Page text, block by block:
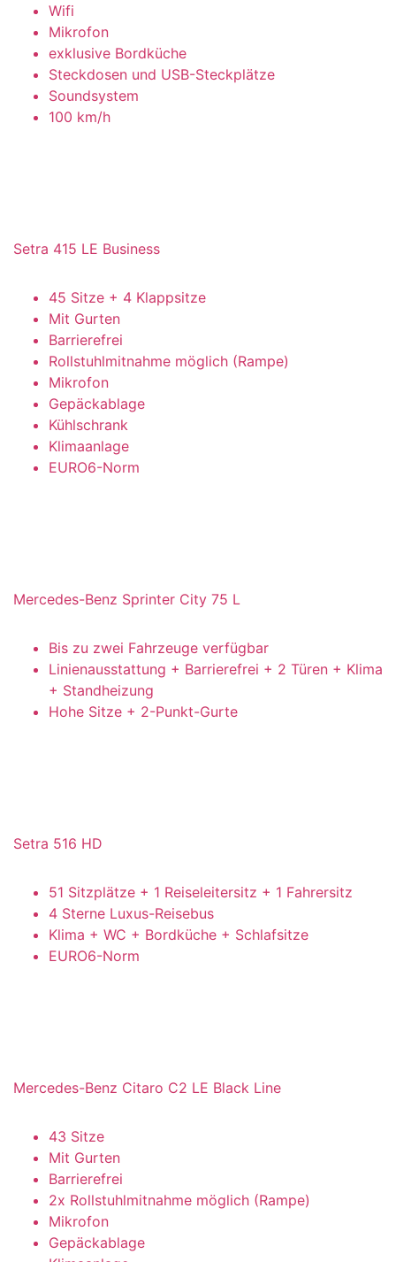
Wifi
Mikrofon
exklusive Bordküche
Steckdosen und USB-Steckplätze
Soundsystem
100 km/h
Setra 415 LE Business
45 Sitze + 4 Klappsitze
Mit Gurten
Barrierefrei
Rollstuhlmitnahme möglich (Rampe)
Mikrofon
Gepäckablage
Kühlschrank
Klimaanlage
EURO6-Norm
Mercedes-Benz Sprinter City 75 L
Bis zu zwei Fahrzeuge verfügbar
Linienausstattung + Barrierefrei + 2 Türen + Klima
+ Standheizung
Hohe Sitze + 2-Punkt-Gurte
Setra 516 HD
51 Sitzplätze + 1 Reiseleitersitz + 1 Fahrersitz
4 Sterne Luxus-Reisebus
Klima + WC + Bordküche + Schlafsitze
EURO6-Norm
Mercedes-Benz Citaro C2 LE Black Line
43 Sitze
Mit Gurten
Barrierefrei
2x Rollstuhlmitnahme möglich (Rampe)
Mikrofon
Gepäckablage